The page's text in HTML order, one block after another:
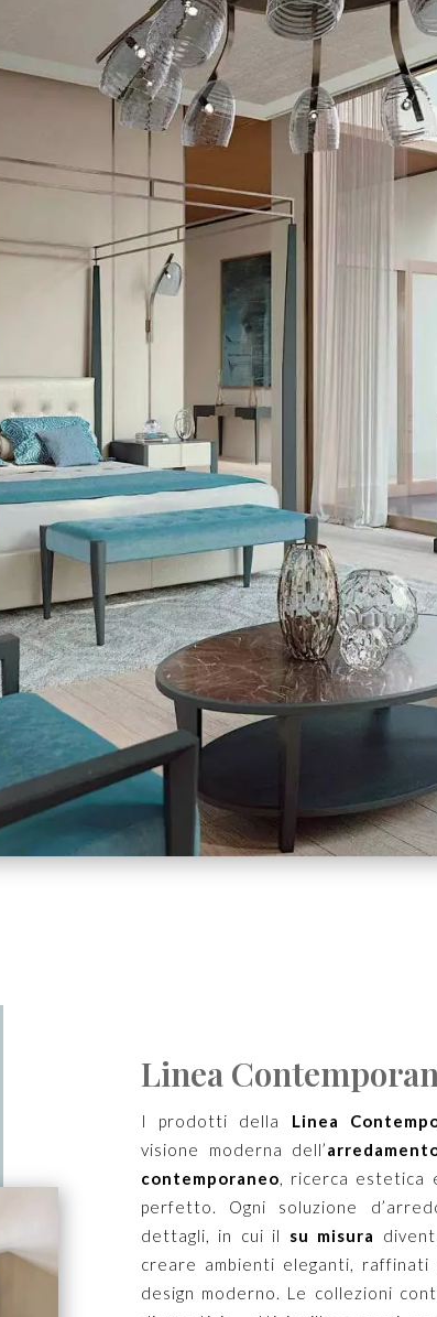
Linea
I prodotti della Linea
visione moderna dell’
contemporaneo, ricerca estetica
perfetto. Ogni soluzione
dettagli, in cui il su misura
creare ambienti eleganti,
design moderno. Le collezioni